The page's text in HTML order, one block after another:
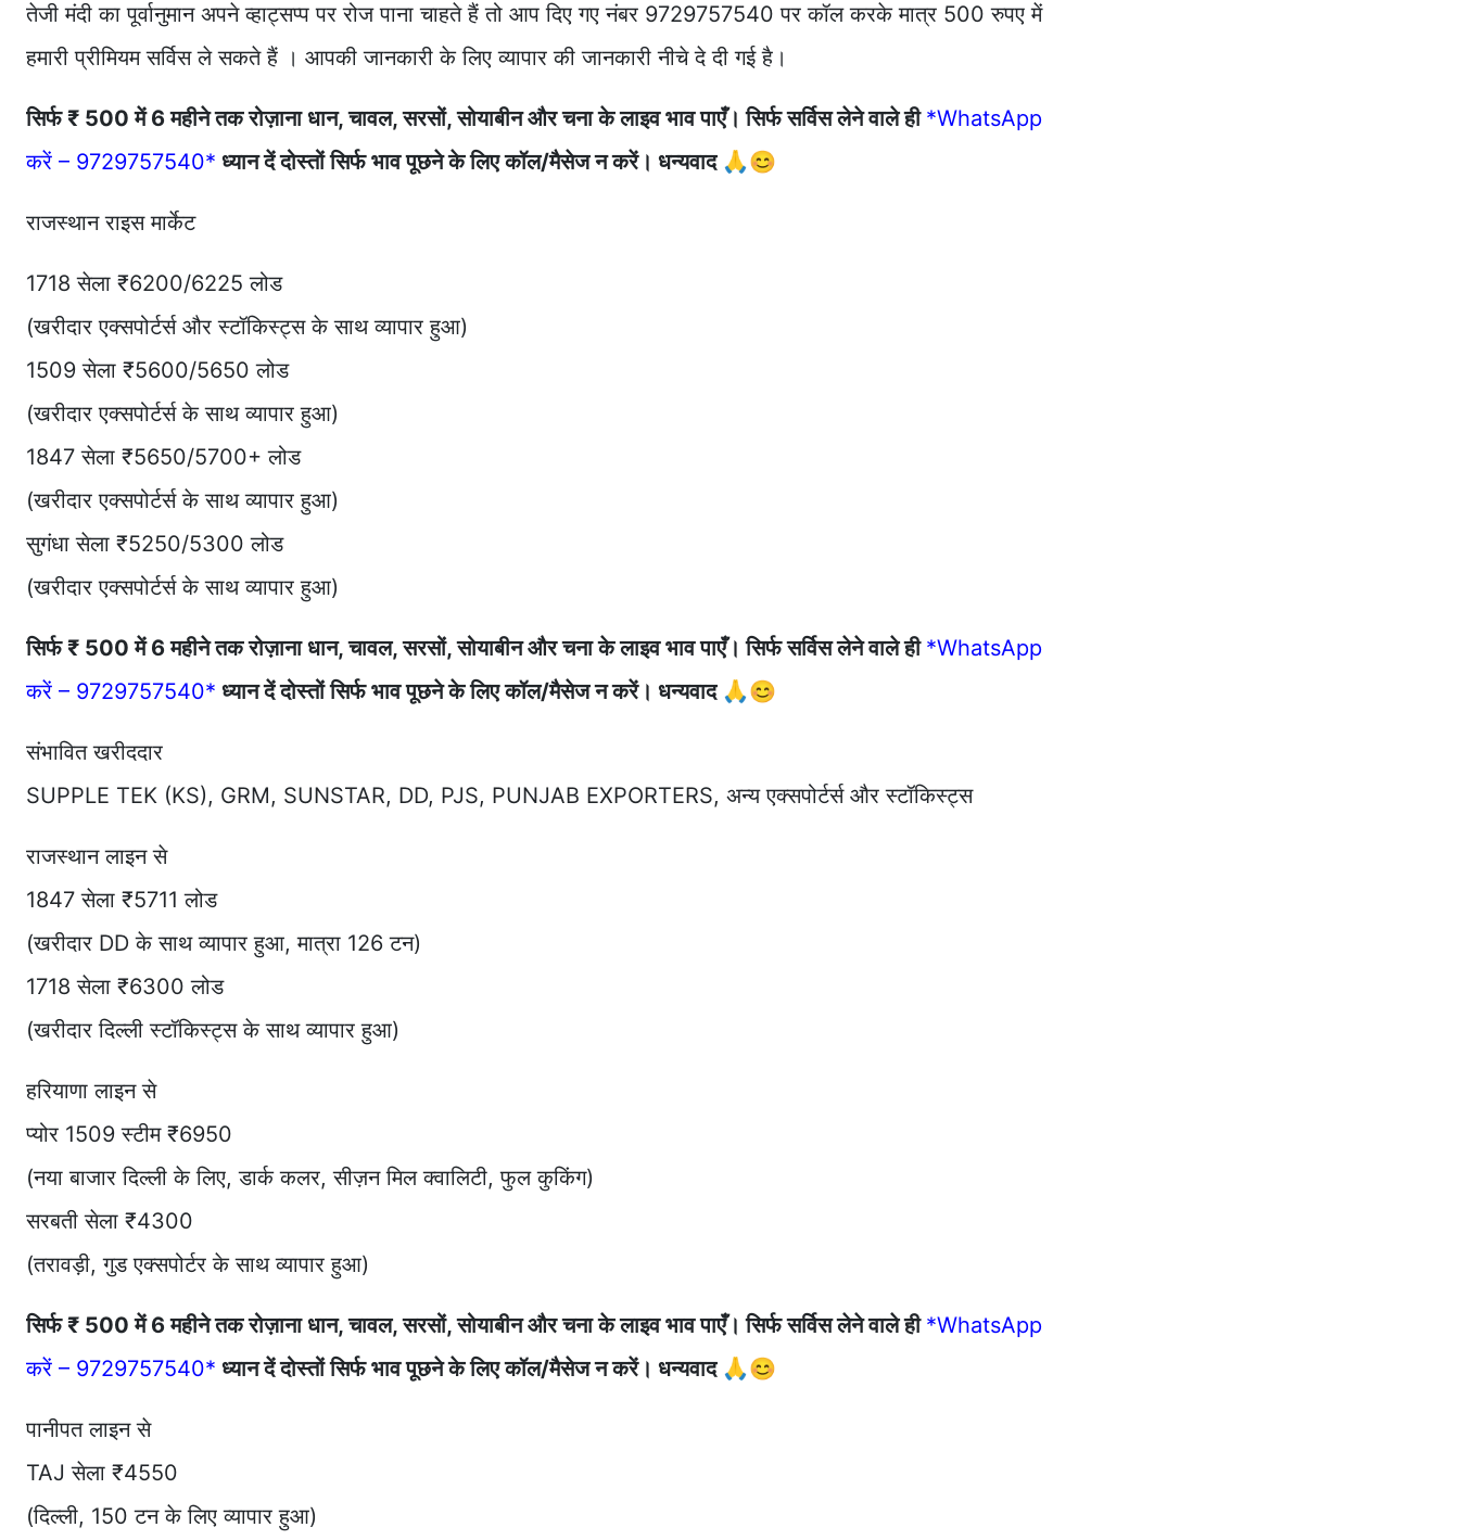
तेजी मंदी का पूर्वानुमान अपने व्हाट्सप्प पर रोज पाना चाहते हैं तो आप दिए गए नंबर 9729757540 पर कॉल करके मात्र 500 रुपए में
हमारी प्रीमियम सर्विस ले सकते हैं । आपकी जानकारी के लिए व्यापार की जानकारी नीचे दे दी गई है।
सिर्फ ₹ 500 में 6 महीने तक रोज़ाना धान, चावल, सरसों, सोयाबीन और चना के लाइव भाव पाएँ। सिर्फ सर्विस लेने वाले ही *WhatsApp
करें – 9729757540* ध्यान दें दोस्तों सिर्फ भाव पूछने के लिए कॉल/मैसेज न करें। धन्यवाद 🙏😊
राजस्थान राइस मार्केट
1718 सेला ₹6200/6225 लोड
(खरीदार एक्सपोर्टर्स और स्टॉकिस्ट्स के साथ व्यापार हुआ)
1509 सेला ₹5600/5650 लोड
(खरीदार एक्सपोर्टर्स के साथ व्यापार हुआ)
1847 सेला ₹5650/5700+ लोड
(खरीदार एक्सपोर्टर्स के साथ व्यापार हुआ)
सुगंधा सेला ₹5250/5300 लोड
(खरीदार एक्सपोर्टर्स के साथ व्यापार हुआ)
सिर्फ ₹ 500 में 6 महीने तक रोज़ाना धान, चावल, सरसों, सोयाबीन और चना के लाइव भाव पाएँ। सिर्फ सर्विस लेने वाले ही *WhatsApp
करें – 9729757540* ध्यान दें दोस्तों सिर्फ भाव पूछने के लिए कॉल/मैसेज न करें। धन्यवाद 🙏😊
संभावित खरीददार
SUPPLE TEK (KS), GRM, SUNSTAR, DD, PJS, PUNJAB EXPORTERS, अन्य एक्सपोर्टर्स और स्टॉकिस्ट्स
राजस्थान लाइन से
1847 सेला ₹5711 लोड
(खरीदार DD के साथ व्यापार हुआ, मात्रा 126 टन)
1718 सेला ₹6300 लोड
(खरीदार दिल्ली स्टॉकिस्ट्स के साथ व्यापार हुआ)
हरियाणा लाइन से
प्योर 1509 स्टीम ₹6950
(नया बाजार दिल्ली के लिए, डार्क कलर, सीज़न मिल क्वालिटी, फुल कुकिंग)
सरबती सेला ₹4300
(तरावड़ी, गुड एक्सपोर्टर के साथ व्यापार हुआ)
सिर्फ ₹ 500 में 6 महीने तक रोज़ाना धान, चावल, सरसों, सोयाबीन और चना के लाइव भाव पाएँ। सिर्फ सर्विस लेने वाले ही *WhatsApp
करें – 9729757540* ध्यान दें दोस्तों सिर्फ भाव पूछने के लिए कॉल/मैसेज न करें। धन्यवाद 🙏😊
पानीपत लाइन से
TAJ सेला ₹4550
(दिल्ली, 150 टन के लिए व्यापार हुआ)